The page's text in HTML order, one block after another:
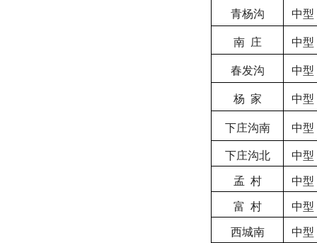
青杨沟 中型
南 庄 中型
春发沟 中型
杨 家 中型
下庄沟南 中型
下庄沟北 中型
孟 村 中型
富 村 中型
西城南 中型